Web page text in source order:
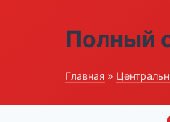
Полный
Главная »